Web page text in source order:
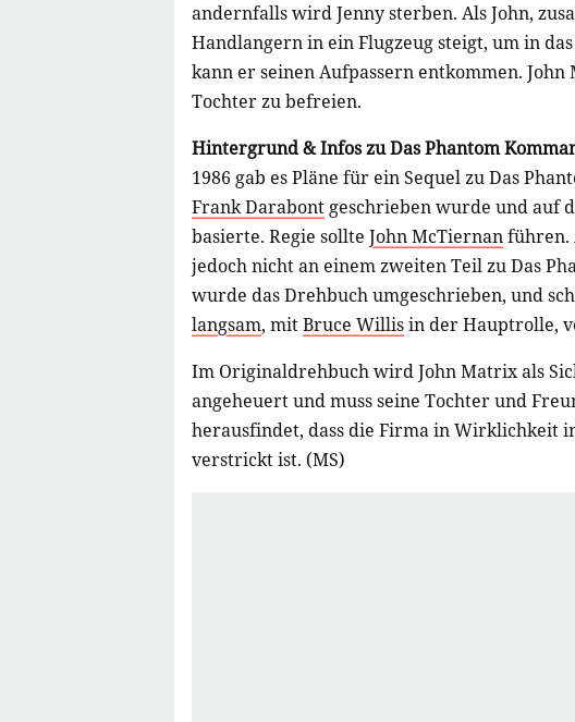
andernfalls wird Jenny sterben. Als John,
Handlangern in ein Flugzeug steigt, um in
kann er seinen Aufpassern entkommen.
Tochter zu befreien.
Hintergrund & Infos zu Das Phantom
1986 gab es Pläne für ein Sequel zu Das
Frank Darabont geschrieben wurde und auf
basierte. Regie sollte John McTiernanführen.
jedoch nicht an einem zweiten Teil zu Das
wurde das Drehbuch umgeschrieben, und
langsam, mitBruce Willisin der Hauptrolle,
Im Originaldrehbuch wird John Matrix als
angeheuert und muss seine Tochter und
herausfindet, dass die Firma in Wirklichkeit
verstrickt ist. (MS)